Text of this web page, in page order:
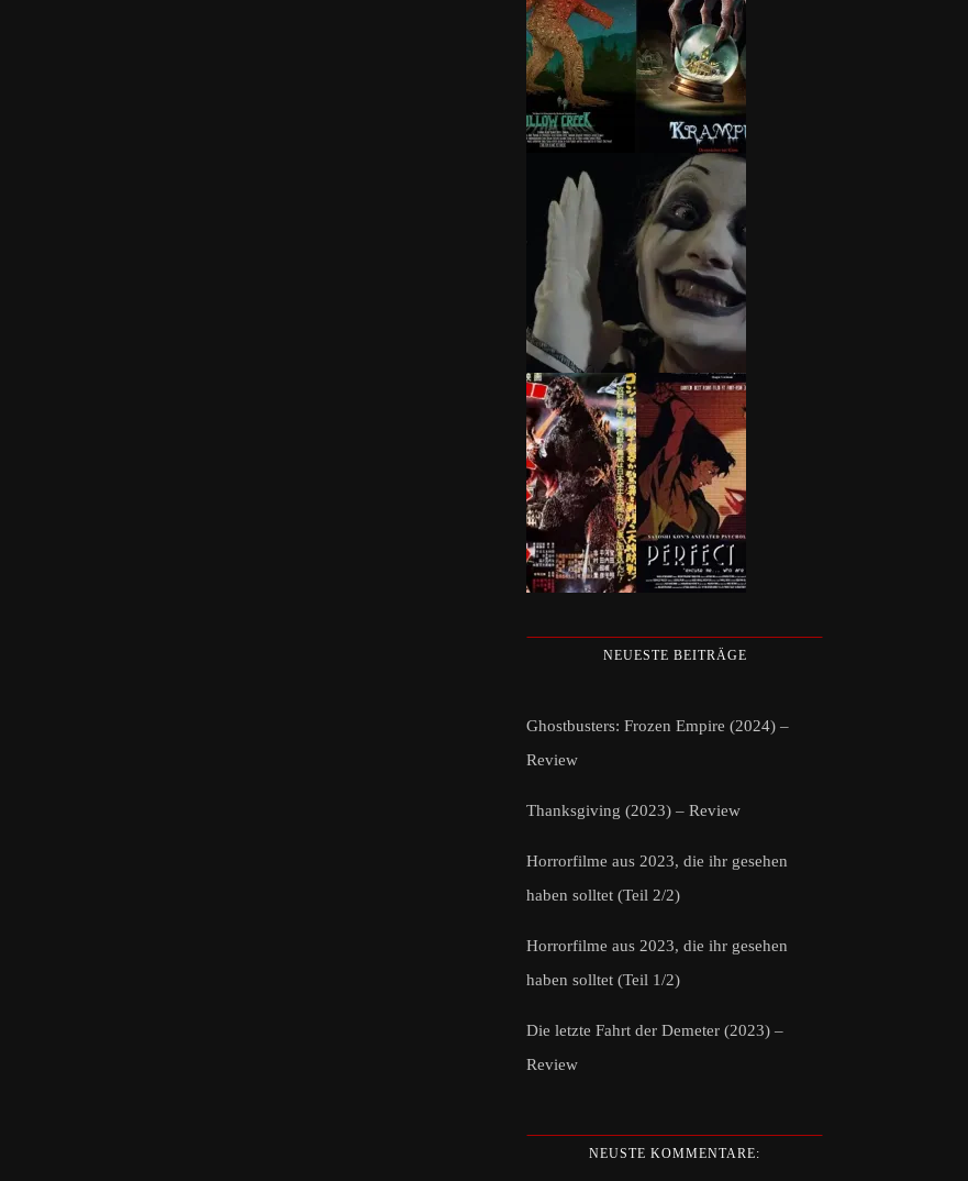
NEUESTE BEITRÄGE
Ghostbusters: Frozen Empire (2024) –
Review
Thanksgiving (2023) – Review
Horrorfilme aus 2023, die ihr gesehen
haben solltet (Teil 2/2)
Horrorfilme aus 2023, die ihr gesehen
haben solltet (Teil 1/2)
Die letzte Fahrt der Demeter (2023) –
Review
NEUSTE KOMMENTARE: